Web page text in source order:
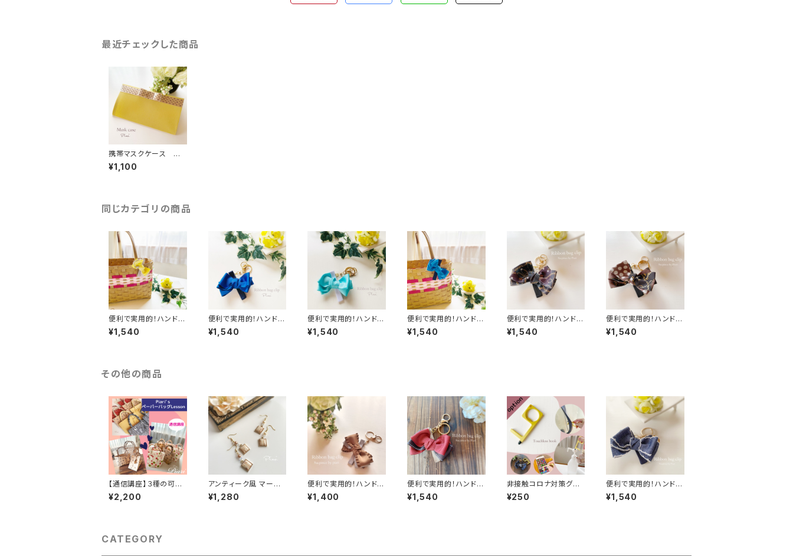
最近チェックした商品
携帯マスクケース 仮
置きマスクケース マス
クポーチ マスクホル
¥1,100
同じカテゴリの商品
便利で実用的！ハンドメ
イド リボンバッグクリ
ップ／ バッグチャームキ
¥1,540
便利で実用的！ハンドメ
イド リボンバッグクリ
ップ／ バッグチャームキ
¥1,540
便利で実用的！ハンドメ
イド リボンバッグクリ
ップ／ バッグチャームキ
¥1,540
便利で実用的！ハンドメ
イド リボンバッグクリ
ップ／ バッグチャームキ
¥1,540
便利で実用的！ハンドメ
イド リボンバッグクリ
ップ／ バッグチャームキ
¥1,540
便利で実用的！ハンドメ
イド リボンバッグクリ
ップ／ バッグチャームキ
¥1,540
その他の商品
【通信講座】３種の可愛
いペーパーバッグが作
れるLesson
¥2,200
アンティーク風 マーブ
ルチャームのピアス
¥1,280
便利で実用的！ハンドメ
イド リボンバッグクリ
ップ／ バッグチャームキ
¥1,400
便利で実用的！ハンドメ
イド リボンバッグクリ
ップ／ バッグチャームキ
¥1,540
非接触コロナ対策グッ
ズ タッチレスフック
アシストフック ドアオ
¥250
便利で実用的！ハンドメ
イド リボンバッグクリ
ップ／ バッグチャーム/
¥1,540
CATEGORY